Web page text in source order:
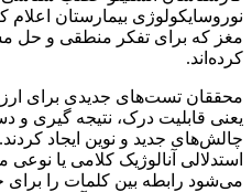
نوروسایکولوژی بیمارستان اعلام
مغز که برای تفکر منطقی و حل
کرده‌اند.
محققان تست‌های جدیدی برای
یعنی قابلیت درک، نتیجه گیری و
چالش‌های جدید و نوین ایجاد
استدلالی آنالوژیک کلامی یا نوعی
می‌شود رابطه بین کلمات را برای